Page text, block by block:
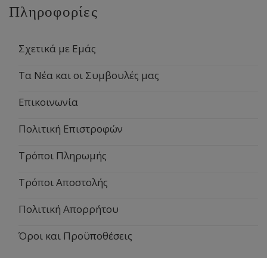
Πληροφορίες
Σχετικά με Εμάς
Τα Νέα και οι Συμβουλές μας
Επικοινωνία
Πολιτική Επιστροφών
Τρόποι Πληρωμής
Τρόποι Αποστολής
Πολιτική Απορρήτου
Όροι και Προϋποθέσεις